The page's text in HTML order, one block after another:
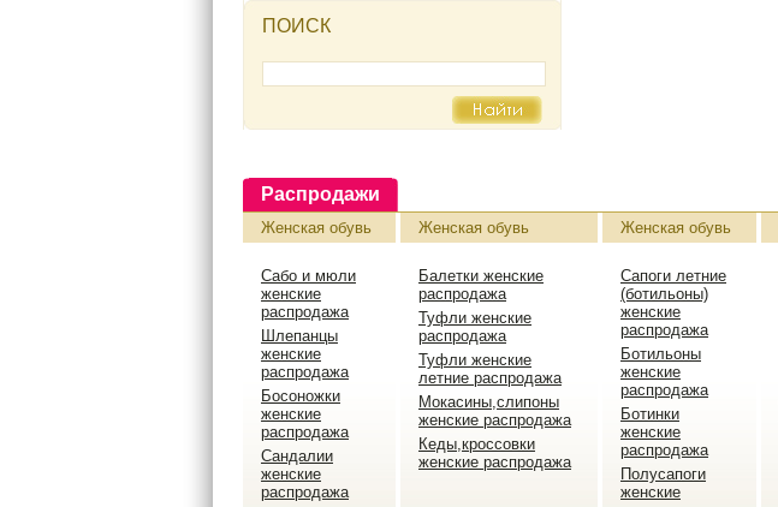
ПОИСК
Распродажи
Женская обувь
Сабо и мюли
женские
распродажа
Шлепанцы
женские
распродажа
Босоножки
женские
распродажа
Сандалии
женские
распродажа
Женская обувь
Балетки женские
распродажа
Туфли женские
распродажа
Туфли женские
летние распродажа
Мокасины,слипоны
женские распродажа
Кеды,кроссовки
женские распродажа
Женская обувь
Сапоги летние
(ботильоны)
женские
распродажа
Ботильоны
женские
распродажа
Ботинки
женские
распродажа
Полусапоги
женские